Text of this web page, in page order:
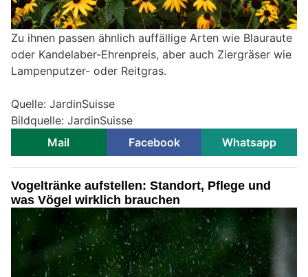
Zu ihnen passen ähnlich auffällige Arten wie Blauraute
oder Kandelaber-Ehrenpreis, aber auch Ziergräser wie
Lampenputzer- oder Reitgras.
Quelle: JardinSuisse
Bildquelle: JardinSuisse
Mail
Facebook Whatsapp
Vogeltränke aufstellen: Standort, Pflege und
was Vögel wirklich brauchen